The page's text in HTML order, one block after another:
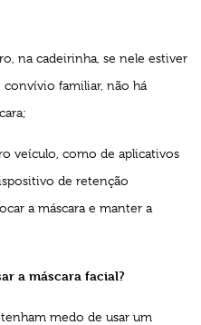
na cadeirinha, se nele estiver
familiar, não há
veículo, como de aplicativos
de retenção
a máscara e manter a
a máscara facial?
medo de usar um